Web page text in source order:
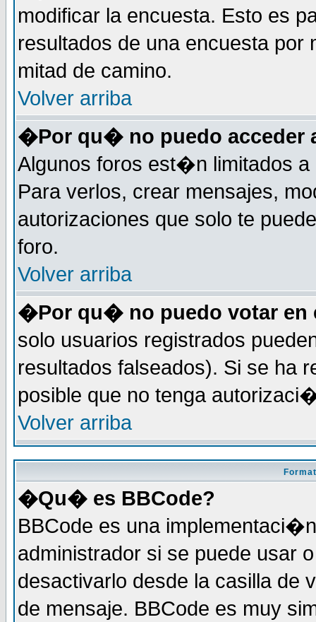
modificar la encuesta. Esto es
resultados de una encuesta
mitad de camino.
Volver arriba
�Por qu� no puedo acceder
Algunos foros est�n limitados
Para verlos, crear mensajes,
autorizaciones que solo te
foro.
Volver arriba
�Por qu� no puedo votar en
solo usuarios registrados
resultados falseados). Si se ha
posible que no tenga
Volver arriba
�Qu� es BBCode?
BBCode es una
administrador si se puede usar
desactivarlo desde la casilla de
de mensaje. BBCode es muy